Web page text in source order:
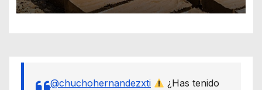
@chuchohernandezxti
¿Has tenido